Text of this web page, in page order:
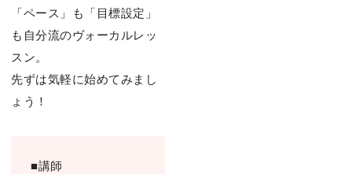
「ペース」も「目標設定」
も自分流のヴォーカルレッ
スン。
先ずは気軽に始めてみまし
ょう！
■講師